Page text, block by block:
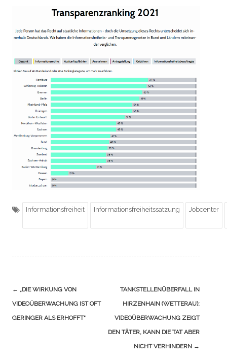
Informationsfreiheit Informationsfreiheitssatzung Jobcenter
Navigation
(Beiträge)
← „DIE WIRKUNG VON
VIDEOÜBERWACHUNG IST OFT
GERINGER ALS ERHOFFT“
TANKSTELLENÜBERFALL IN
HIRZENHAIN (WETTERAU):
VIDEOÜBERWACHUNG ZEIGT
DEN TÄTER, KANN DIE TAT ABER
NICHT VERHINDERN →